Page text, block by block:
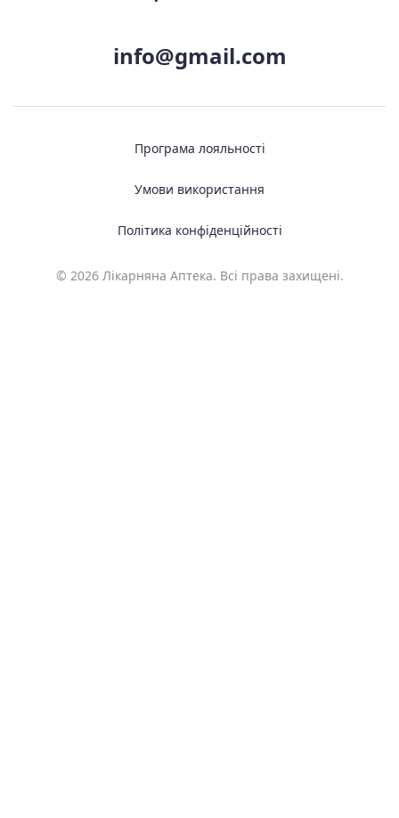
info@gmail.com
© 2026 Лікарняна Аптека. Всі права захищені.
Програма лояльності
Умови використання
Політика конфіденційності